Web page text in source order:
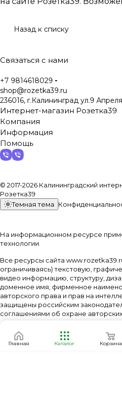
Назад к списку
Связаться с нами
+7 9814618029
shop@rozetka39.ru
236016, г.Калининград ул.9
Интернет-магазин Розетка39
Компания
Информация
Помощь
© 2017-2026 Калининградский
Розетка39
Темная тема
На информационном ресурсе
технологии
Все ресурсы сайта
ограничиваясь) текстовую,
видео информацию, структуру,
доменное имя, фирменное
авторского права и прав на
защищены российским
соглашениями об охране
Главная Каталог Корзина